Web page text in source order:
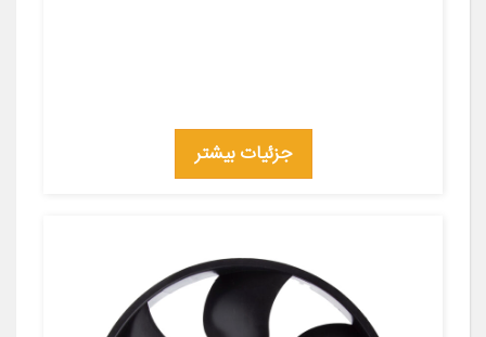
جزئیات بیشتر